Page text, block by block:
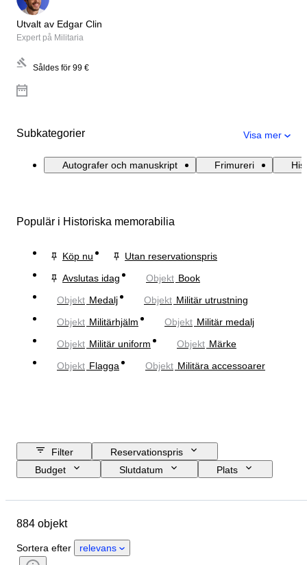
Utvalt av Edgar Clin
Expert på Militaria
Såldes för 99 €
Subkategorier Visa mer
Autografer och manuskript Frimureri
Populär i Historiska memorabilia
Köp nu
Utan reservationspris
Avslutas idag
Objekt Book
Objekt Medalj Objekt Militär utrustning
Objekt Militärhjälm Objekt Militär medalj
Objekt Militär uniform Objekt Märke
Objekt Flagga Objekt Militära accessoarer
Filter
Reservationspris
Budget
Slutdatum
Plats
Extra tillbehör
Certifiering
Teknik
Signatur
884 objekt
Sortera efter relevans